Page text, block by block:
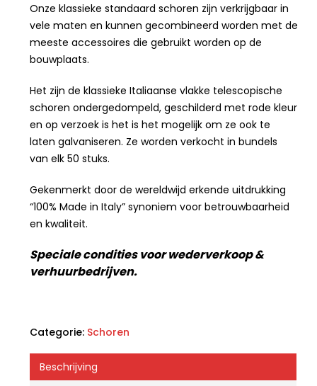
Onze klassieke standaard schoren zijn verkrijgbaar in
vele maten en kunnen gecombineerd worden met de
meeste accessoires die gebruikt worden op de
bouwplaats.
Het zijn de klassieke Italiaanse vlakke telescopische
schoren ondergedompeld, geschilderd met rode kleur
en op verzoek is het is het mogelijk om ze ook te
laten galvaniseren. Ze worden verkocht in bundels
van elk 50 stuks.
Gekenmerkt door de wereldwijd erkende uitdrukking
“100% Made in Italy” synoniem voor betrouwbaarheid
en kwaliteit.
Speciale condities voor wederverkoop &
verhuurbedrijven.
Categorie: Schoren
Beschrijving